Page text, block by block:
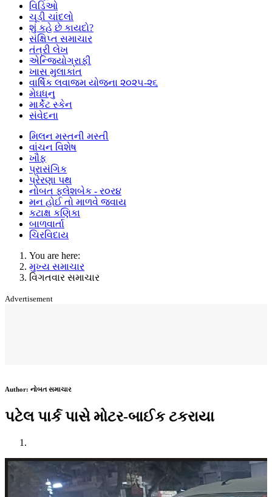
વિડિઓ
ચૂડી ચાંદલો
શું કહે છે કાયદો?
સંક્ષિપ્ત સમાચાર
તંત્રી લેખ
એન્જિયોગ્રાફી
ખાસ મુલાકાત
વાર્ષિક લવાજમ યોજના ૨૦૨૫-૨૬
મેઘધનુ
માર્કેટ સ્કેન
સંવેદના
મિલન મસ્તની મસ્તી
વાંચન વિશેષ
ખૌફ
પ્રાસંગિક
પ્રેરણા પથ
નોબત ફ્લેશબેક - ર૦ર૪
મન હોઈ તો માળવે જવાય
કટાક્ષ કણિકા
બાળવાર્તા
ચિરવિદાય
You are here:
મુખ્ય સમાચાર
વિગતવાર સમાચાર
Advertisement
Author: નોબત સમાચાર
પટેલ પાર્ક પાસે મોટર-બાઈક ટકરાયા